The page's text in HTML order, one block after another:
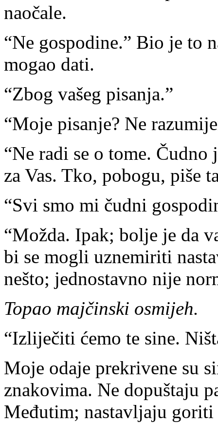
naočale.
“Ne gospodine.” Bio je to
mogao dati.
“Zbog vašeg pisanja.”
“Moje pisanje? Ne
“Ne radi se o tome.
za Vas. Tko, pobogu, piše
“Svi smo mi čudni
“Možda. Ipak; bolje je da
bi se mogli uznemiriti
nešto; jednostavno nije
Topao majčinski osmijeh.
“Izliječiti ćemo te sine.
Moje odaje prekrivene su
znakovima. Ne dopuštaju
Međutim; nastavljaju